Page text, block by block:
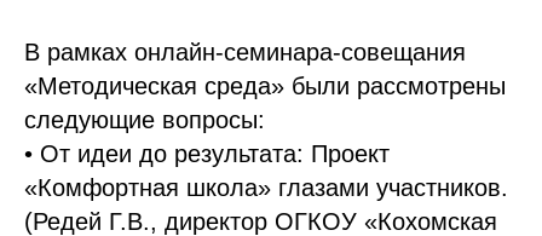
В рамках онлайн-семинара-совещания
«Методическая среда» были рассмотрены
следующие вопросы:
• От идеи до результата: Проект
«Комфортная школа» глазами участников.
(Редей Г.В., директор ОГКОУ «Кохомская